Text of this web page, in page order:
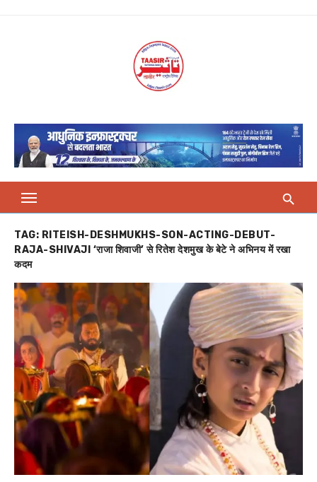
TAG: RITEISH-DESHMUKHS-SON-ACTING-DEBUT-
RAJA-SHIVAJI ‘राजा शिवाजी’ से रितेश देशमुख के बेटे ने अभिनय में रखा
कदम